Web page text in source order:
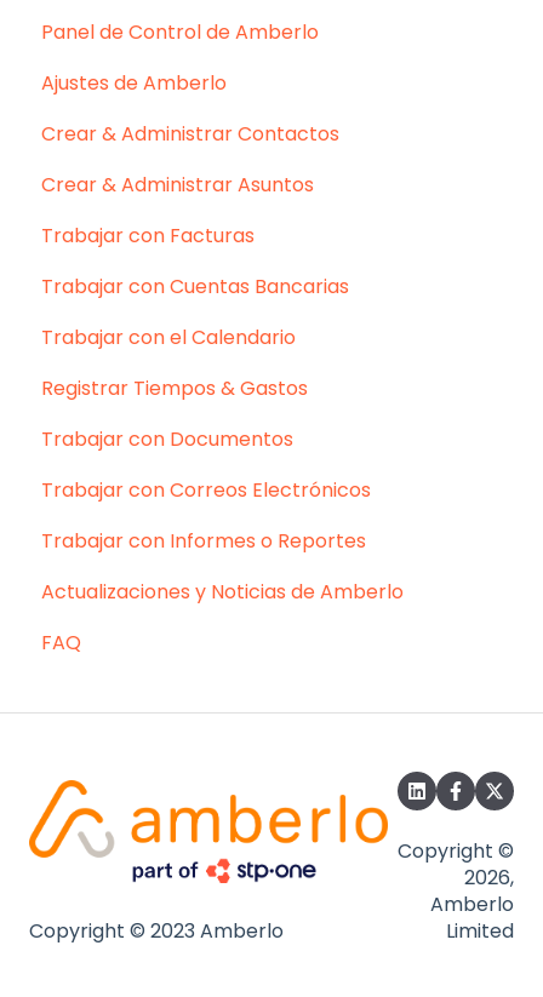
Panel de Control de Amberlo
Ajustes de Amberlo
Crear & Administrar Contactos
Crear & Administrar Asuntos
Trabajar con Facturas
Trabajar con Cuentas Bancarias
Trabajar con el Calendario
Registrar Tiempos & Gastos
Trabajar con Documentos
Trabajar con Correos Electrónicos
Trabajar con Informes o Reportes
Actualizaciones y Noticias de Amberlo
FAQ
Copyright © 2023 Amberlo
Copyright ©
2026,
Amberlo
Limited